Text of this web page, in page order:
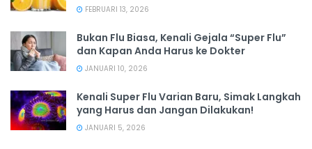
FEBRUARI 13, 2026
Bukan Flu Biasa, Kenali Gejala “Super Flu”
dan Kapan Anda Harus ke Dokter
JANUARI 10, 2026
Kenali Super Flu Varian Baru, Simak Langkah
yang Harus dan Jangan Dilakukan!
JANUARI 5, 2026